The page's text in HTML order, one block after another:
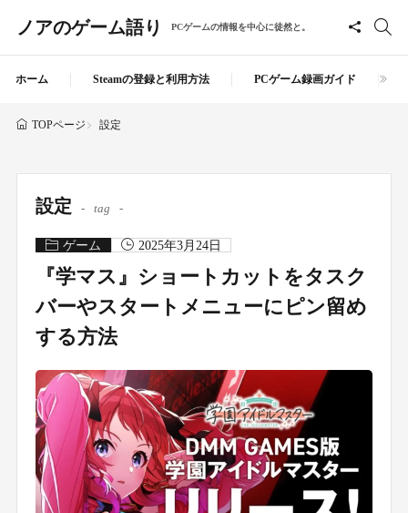
ノアのゲーム語り PCゲームの情報を中心に徒然と。
ホーム Steamの登録と利用方法 PCゲーム録画ガイド
TOPページ 設定
設定 tag
ゲーム 2025年3月24日
『学マス』ショートカットをタスク
バーやスタートメニューにピン留め
する方法